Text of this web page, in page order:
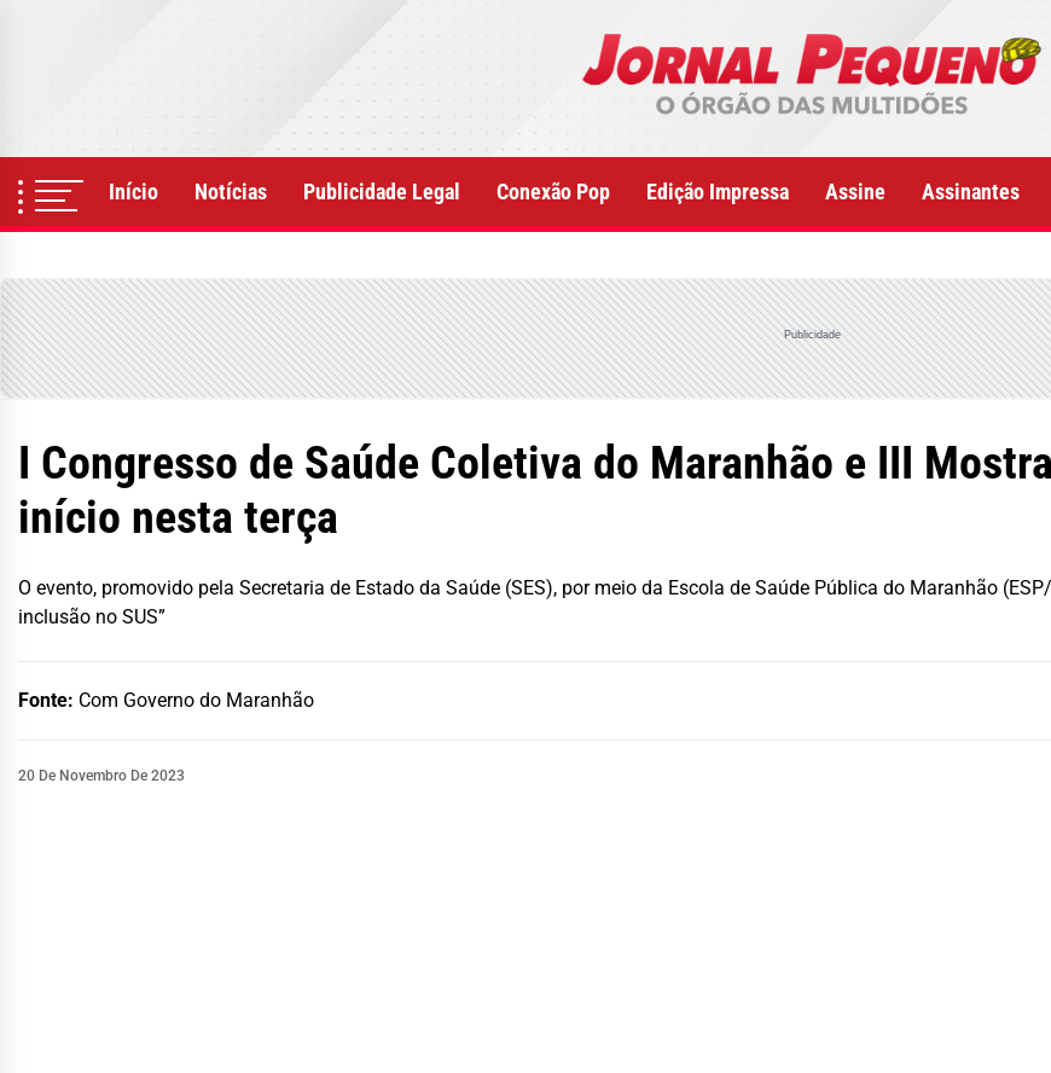
Início Notícias Publicidade Legal Conexão Pop Edição Impressa Assine Assinantes
Publicidade
I Congresso de Saúde Coletiva do Maranhão e III
início nesta terça
O evento, promovido pela Secretaria de Estado da Saúde (SES), por meio da Escola de Saúde Pública do Maranhão
inclusão no SUS”
Fonte: Com Governo do Maranhão
20 De Novembro De 2023